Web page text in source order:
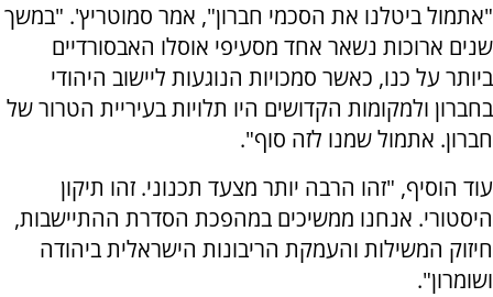
"אתמול ביטלנו את הסכמי חברון", אמר סמוטריץ'. "במשך
שנים ארוכות נשאר אחד מסעיפי אוסלו האבסורדיים
ביותר על כנו, כאשר סמכויות הנוגעות ליישוב היהודי
בחברון ולמקומות הקדושים היו תלויות בעיריית הטרור של
חברון. אתמול שמנו לזה סוף".
עוד הוסיף, "זהו הרבה יותר מצעד תכנוני. זהו תיקון
היסטורי. אנחנו ממשיכים במהפכת הסדרת ההתיישבות,
חיזוק המשילות והעמקת הריבונות הישראלית ביהודה
ושומרון".